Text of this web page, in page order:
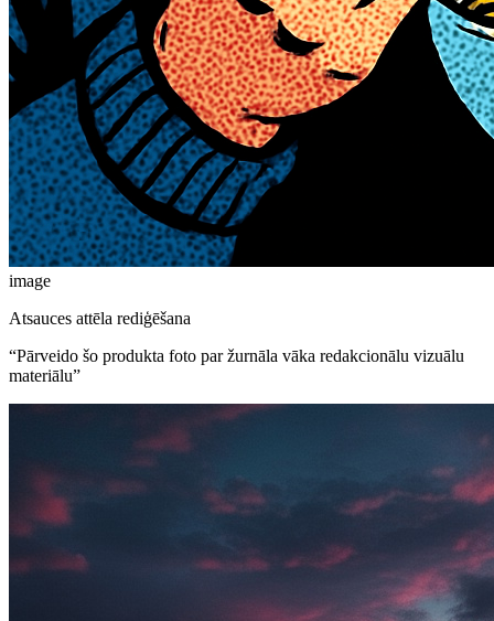
image
Atsauces attēla rediģēšana
“Pārveido šo produkta foto par žurnāla vāka redakcionālu vizuālu
materiālu”